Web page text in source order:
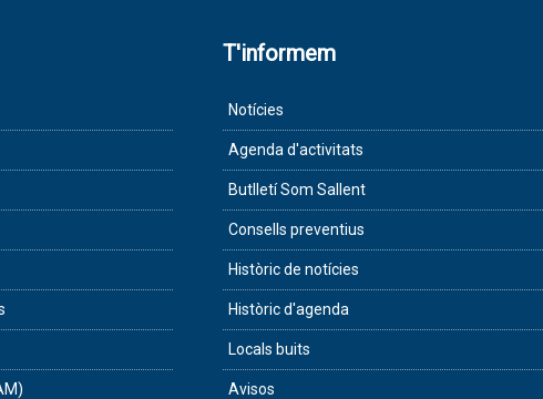
T'informem
Notícies
Agenda d'activitats
Butlletí Som Sallent
Consells preventius
Històric de notícies
Històric d'agenda
Locals buits
Avisos